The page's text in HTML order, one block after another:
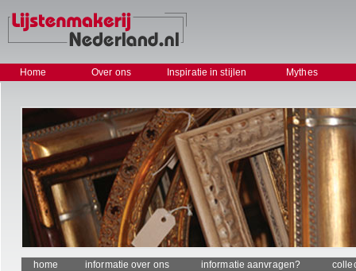
Home Over ons Inspiratie in stijlen Mythes
home informatie over ons informatie aanvragen?